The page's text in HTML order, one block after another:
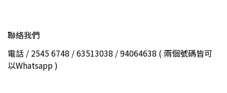
聯絡我們
電話 / 2545 6748 / 63513038 / 94064638 ( 兩個號碼皆可
以Whatsapp )